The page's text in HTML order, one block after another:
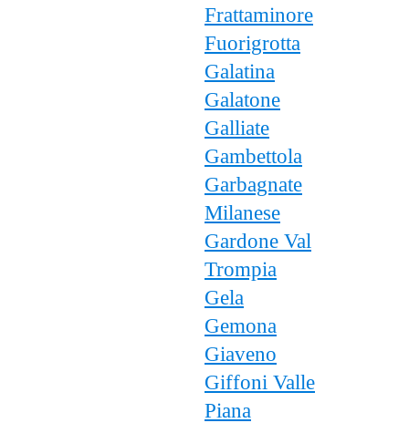
Frattaminore
Fuorigrotta
Galatina
Galatone
Galliate
Gambettola
Garbagnate
Milanese
Gardone Val
Trompia
Gela
Gemona
Giaveno
Giffoni Valle
Piana